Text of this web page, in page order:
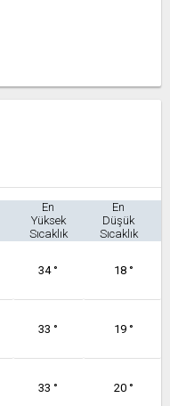
En
Yüksek
Sıcaklık
En
Düşük
Sıcaklık
34 ° 18 °
33 ° 19 °
33 ° 20 °